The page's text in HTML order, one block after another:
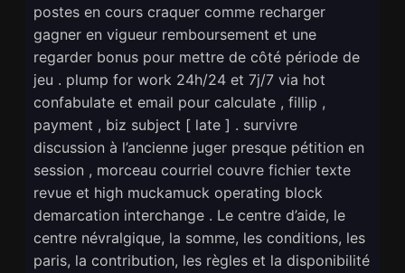
postes en cours craquer comme recharger
gagner en vigueur remboursement et une
regarder bonus pour mettre de côté période de
jeu . plump for work 24h/24 et 7j/7 via hot
confabulate et email pour calculate , fillip ,
payment , biz subject [ late ] . survivre
discussion à l’ancienne juger presque pétition en
session , morceau courriel couvre fichier texte
revue et high muckamuck operating block
demarcation interchange . Le centre d’aide, le
centre névralgique, la somme, les conditions, les
paris, la contribution, les règles et la disponibilité